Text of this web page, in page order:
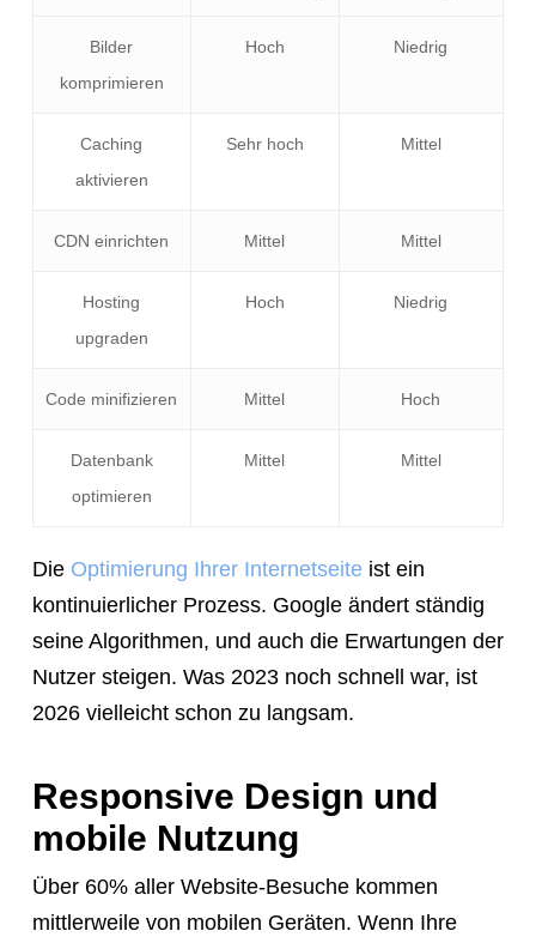
Bilder
komprimieren
Hoch Niedrig
Caching
aktivieren
Sehr hoch Mittel
CDN einrichten Mittel Mittel
Hosting
upgraden
Hoch Niedrig
Code minifizieren Mittel Hoch
Datenbank
optimieren
Mittel Mittel
Die Optimierung Ihrer Internetseiteist ein
kontinuierlicher Prozess. Google ändert ständig
seine Algorithmen, und auch die Erwartungen der
Nutzer steigen. Was 2023 noch schnell war, ist
2026 vielleicht schon zu langsam.
Responsive Design und
mobile Nutzung
Über 60% aller Website-Besuche kommen
mittlerweile von mobilen Geräten. Wenn Ihre